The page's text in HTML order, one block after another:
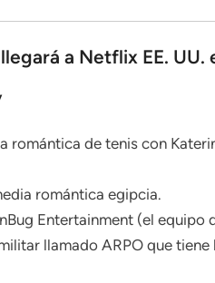
a Netflix EE. UU.
romántica de tenis con
romántica egipcia.
Entertainment (el equipo
llamado ARPO que